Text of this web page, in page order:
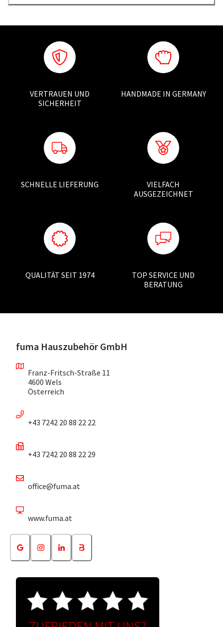
VERTRAUEN UND
SICHERHEIT
HANDMADE IN GERMANY
SCHNELLE LIEFERUNG
VIELFACH
AUSGEZEICHNET
QUALITÄT SEIT 1974
TOP SERVICE UND
BERATUNG
fuma Hauszubehör GmbH
Franz-Fritsch-Straße 11
4600 Wels
Österreich
+43 7242 20 88 22 22
+43 7242 20 88 22 29
office@fuma.at
www.fuma.at